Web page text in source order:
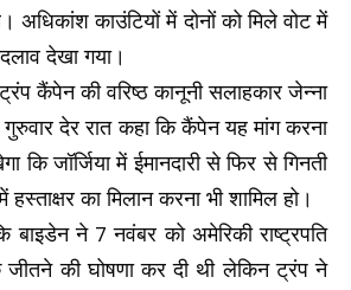
अधिकांश काउंटियों में दोनों को मिले वोट में
देखा गया।
कैंपेन की वरिष्ठ कानूनी सलाहकार जेन्ना
देर रात कहा कि कैंपेन यह मांग करना
कि जॉर्जिया में ईमानदारी से फिर से गिनती
हस्ताक्षर का मिलान करना भी शामिल हो।
बाइडेन ने 7 नवंबर को अमेरिकी राष्ट्रपति
की घोषणा कर दी थी लेकिन ट्रंप ने